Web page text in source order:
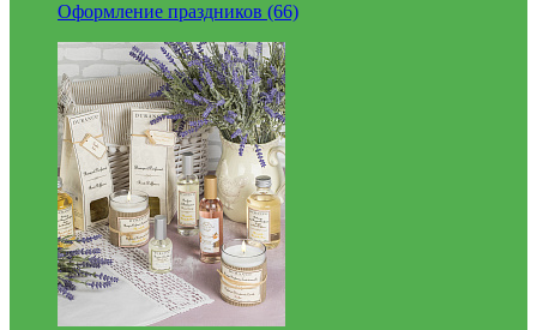
Оформление праздников (66)